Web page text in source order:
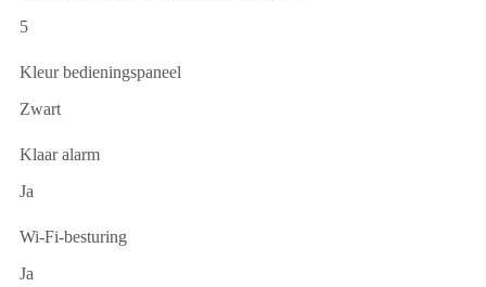
5
Kleur bedieningspaneel
Zwart
Klaar alarm
Ja
Wi-Fi-besturing
Ja